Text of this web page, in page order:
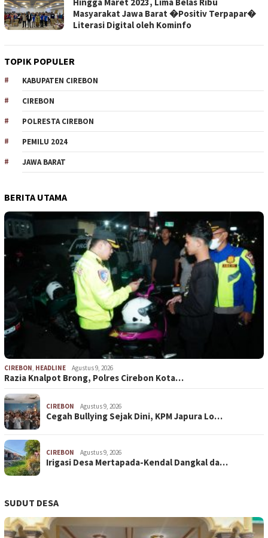
Hingga Maret 2023, Lima Belas Ribu
Masyarakat Jawa Barat �Positiv Terpapar�
Literasi Digital oleh Kominfo
TOPIK POPULER
KABUPATEN CIREBON
CIREBON
POLRESTA CIREBON
PEMILU 2024
JAWA BARAT
BERITA UTAMA
CIREBON, HEADLINE Agustus 9, 2026
Razia Knalpot Brong, Polres Cirebon Kota…
CIREBON Agustus 9, 2026
Cegah Bullying Sejak Dini, KPM Japura Lo…
CIREBON Agustus 9, 2026
Irigasi Desa Mertapada-Kendal Dangkal da…
SUDUT DESA